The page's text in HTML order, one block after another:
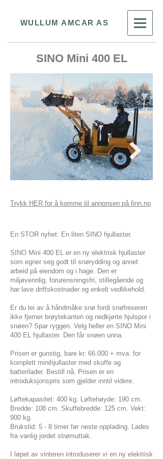
WULLUM AMCAR AS
SINO Mini 400 EL
Trykk HER for å komme til annonsen på finn.no
En STOR nyhet: En liten SINO hjullaster.
SINO Mini 400 EL er en ny elektrisk hjullaster
som egner seg godt til snørydding og annet
arbeid på eiendom og i hage. Den er
miljøvennlig, forurensningsfri, stillegående og
har lave driftskostnader og enkelt vedlikehold.
Er du lei av å håndmåke snø fordi snøfreseren
ikke fjerner brøytekanten og nedkjørte hjulspor i
snøen? Spar ryggen. Velg heller en SINO Mini
400 EL hjullaster. Den får snøen unna.
Prisen er gunstig, bare kr. 66.000 + mva. for
komplett minihjullaster med skuffe og
batterilader. Bestill nå. Prisen er en
introduksjonspris som gjelder inntil videre.
Løftekapasitet: 400 kg. Løftehøyde: 190 cm.
Bredde: 108 cm. Skuffebredde: 125 cm. Vekt:
900 kg.
Brukstid: 5 - 8 timer før neste opplading. Lades
fra vanlig jordet strømuttak.
I løpet av vinteren introduserer vi en ny elektrisk